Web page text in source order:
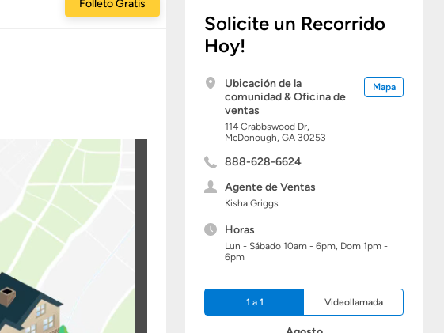
Solicite un Recorrido
Hoy!
Ubicación de la
comunidad & Oficina de
ventas
114 Crabbswood Dr,
McDonough, GA 30253
Mapa
888-628-6624
Agente de Ventas
Kisha Griggs
Horas
Lun - Sábado 10am - 6pm, Dom 1pm -
6pm
1 a 1 Videollamada
Folleto Gratis